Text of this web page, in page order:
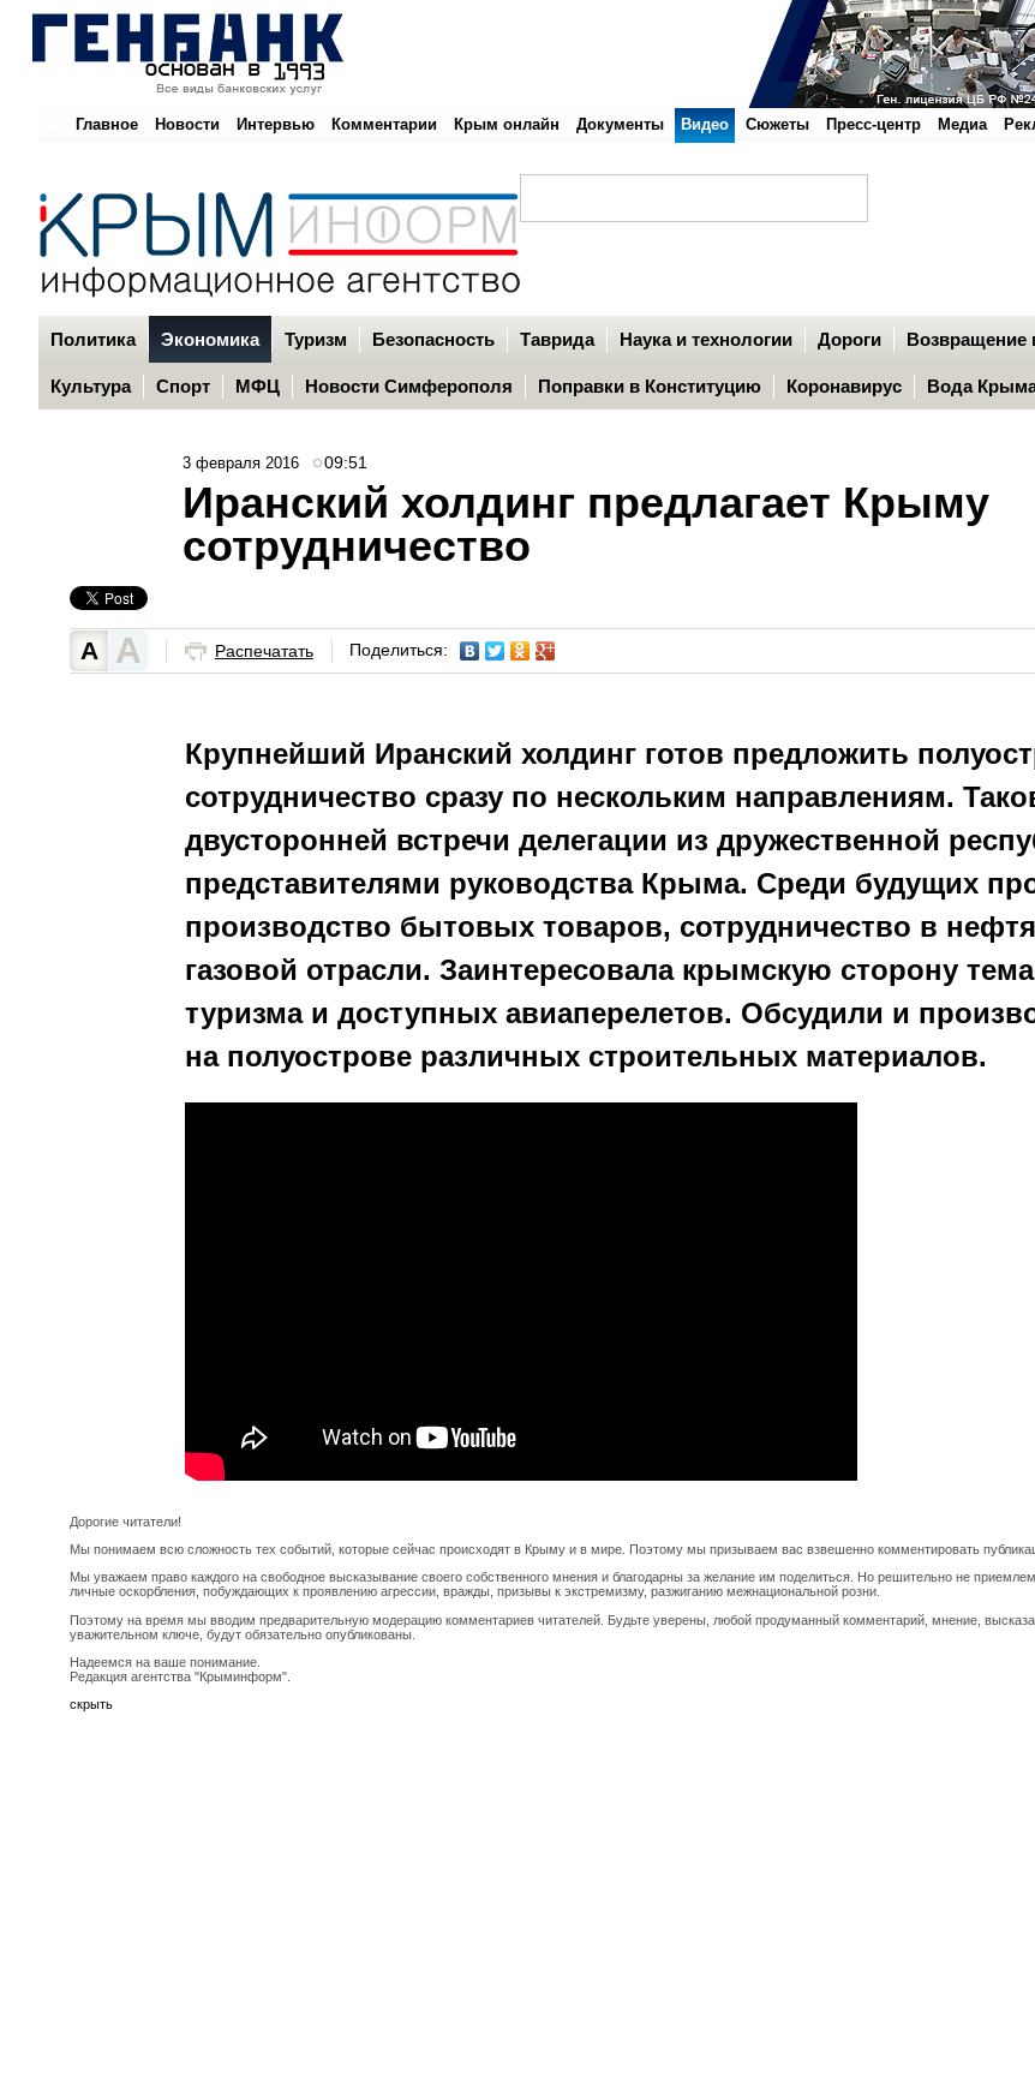
Главное Новости Интервью Комментарии Крым онлайн Документы Видео Сюжеты Пресс-центр Медиа
Политика Экономика Туризм Безопасность Таврида Наука и технологии Дороги Возвращение
Культура Спорт МФЦ Новости Симферополя Поправки в Конституцию Коронавирус Вода
3 февраля 2016 09:51
Иранский холдинг предлагает Крыму
сотрудничество
А А Распечатать Поделиться:
Крупнейший Иранский холдинг готов предложить
сотрудничество сразу по нескольким направлениям.
двусторонней встречи делегации из дружественной
представителями руководства Крыма. Среди будущих
производство бытовых товаров, сотрудничество в
газовой отрасли. Заинтересовала крымскую сторону тема
туризма и доступных авиаперелетов. Обсудили и
на полуострове различных строительных материалов.
Дорогие читатели!
Мы понимаем всю сложность тех событий, которые сейчас происходят в Крыму и в мире. Поэтому мы призываем вас взвешенно комментировать
Мы уважаем право каждого на свободное высказывание своего собственного мнения и благодарны за желание им поделиться. Но решительно не
личные оскорбления, побуждающих к проявлению агрессии, вражды, призывы к экстремизму, разжиганию межнациональной розни.
Поэтому на время мы вводим предварительную модерацию комментариев читателей. Будьте уверены, любой продуманный комментарий, мнение,
уважительном ключе, будут обязательно опубликованы.
Надеемся на ваше понимание.
Редакция агентства "Крыминформ".
скрыть